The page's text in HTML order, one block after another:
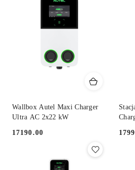
Wallbox Autel Maxi Charger
Ultra AC 2x22 kW
17190.00